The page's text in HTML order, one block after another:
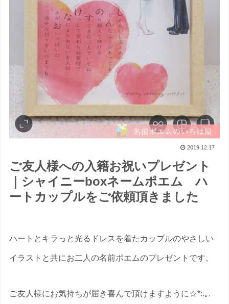
2019.12.17
ご友人様への入籍お祝いプレゼント
｜シャイニーboxネームポエム ハ
ートカップルをご依頼頂きました
ハートとキラっと光るドレスを着たカップルのやさしい
イラストと共にお二人の名前ポエムのプレゼントです。
ご友人様にお気持ちが届き喜んで頂けますように☆*:.｡.